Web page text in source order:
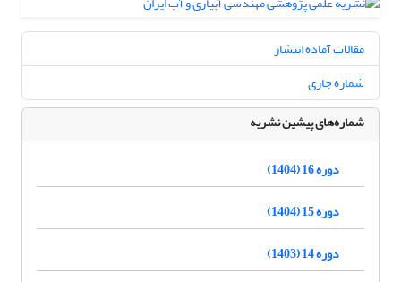
مقالات آماده انتشار
شماره جاری
شماره‌های پیشین نشریه
دوره 16 (1404)
دوره 15 (1404)
دوره 14 (1403)